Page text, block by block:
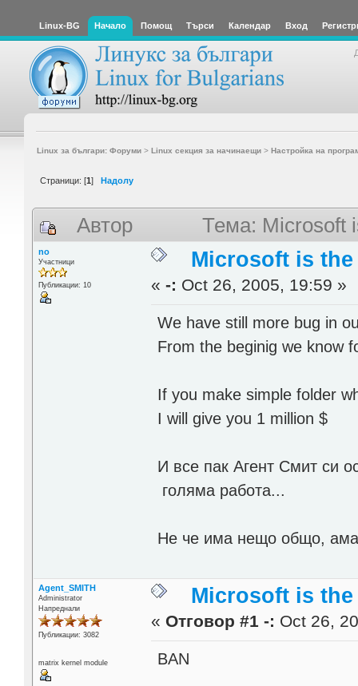
Linux-BG Начало Помощ Търси Календар Вход
Linux за българи: Форуми> Linux секция за начинаещи> Настройка на
Страници: [1] Надолу
Автор Тема: Microsoft
no
Участници
Публикации: 10
Microsoft is the
«-: Oct 26, 2005, 19:59 »
We have still more bug in
From the beginig we know
If you make simple folder
I will give you 1 million $
И все пак Агент Смит си
голяма работа...
Не че има нещо общо,
Agent_SMITH
Administrator
Напреднали
Публикации: 3082
matrix kernel module
Microsoft is the
« Отговор #1 -: Oct 26,
BAN